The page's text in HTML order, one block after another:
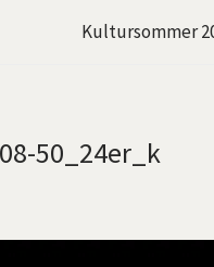
Kultursommer
50_24er_k